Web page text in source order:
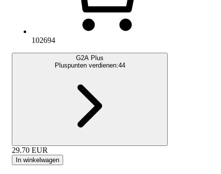
102694
G2A Plus
Pluspunten verdienen:44
29.70 EUR
In winkelwagen